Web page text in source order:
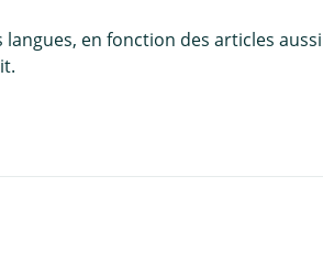
en fonction des articles